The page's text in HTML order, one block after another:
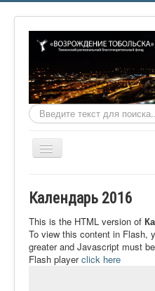
Искать...
Включить/
О фонде
Онлайн библиотека
Видеоматериалы
Календарь 2016
This is the HTML version of
To view this content in Flash,
greater and Javascript must
Flash playerclick here